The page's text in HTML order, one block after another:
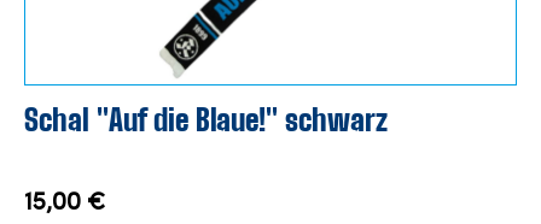
Schal "Auf die Blaue!" schwarz
15,00 €